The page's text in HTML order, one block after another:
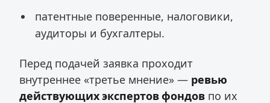
патентные поверенные, налоговики,
аудиторы и бухгалтеры.
Перед подачей заявка проходит
внутреннее «третье мнение» — ревью
действующих экспертов фондов по их